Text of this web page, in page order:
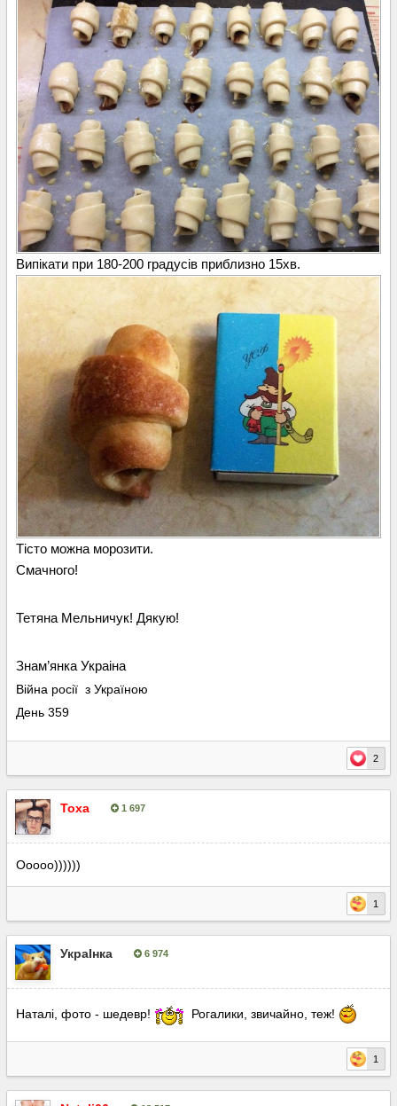
Випікати при 180-200 градусів приблизно 15хв.
Тісто можна морозити.
Смачного!
Тетяна Мельничук! Дякую!
Знам’янка Украіна
Війна росії з Україною
День 359
2
Toxa 1 697
Ооооо))))))
1
УкраІнка 6 974
Наталі, фото - шедевр! Рогалики, звичайно, теж!
1